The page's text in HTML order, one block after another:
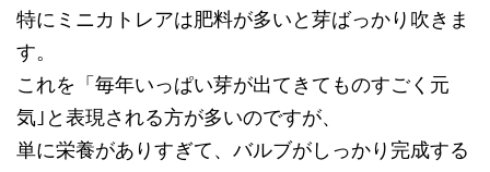
特にミニカトレアは肥料が多いと芽ばっかり吹きま
す。
これを「毎年いっぱい芽が出てきてものすごく元
気｣と表現される方が多いのですが、
単に栄養がありすぎて、バルブがしっかり完成する